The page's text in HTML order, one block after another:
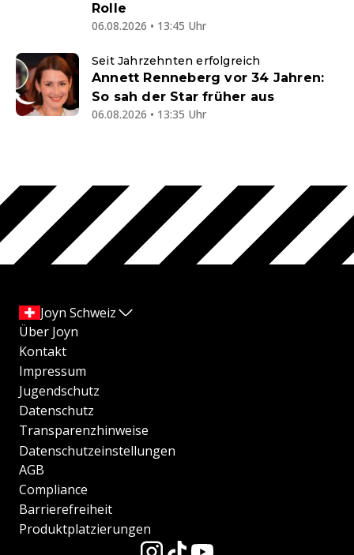
Rolle
06.08.2026 • 13:45 Uhr
Seit Jahrzehnten erfolgreich
Annett Renneberg vor 34 Jahren:
So sah der Star früher aus
06.08.2026 • 13:35 Uhr
Joyn Schweiz
Über Joyn
Kontakt
Impressum
Jugendschutz
Datenschutz
Transparenzhinweise
Datenschutzeinstellungen
AGB
Compliance
Barrierefreiheit
Produktplatzierungen